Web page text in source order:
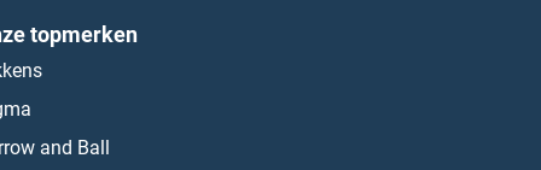
topmerken
and Ball